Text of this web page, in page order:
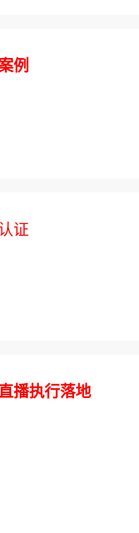
例
证
播执行落地